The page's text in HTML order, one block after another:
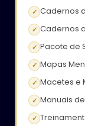
✓ Cadernos
✓ Cadernos
✓ Pacote de
✓ Mapas
✓ Macetes e
✓ Manuais
✓